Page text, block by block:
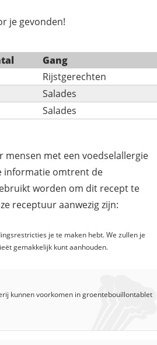
je gevonden!
Gang
Rijstgerechten
Salades
Salades
mensen met een voedselallergie
informatie omtrent de
worden om dit recept te
receptuur aanwezig zijn:
je te maken hebt. We zullen je
gemakkelijk kunt aanhouden.
kunnen voorkomen ingroentebouillontablet